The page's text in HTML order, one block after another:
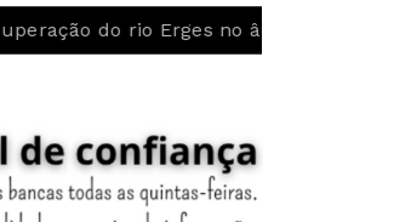
no âmbito do projeto LIFE Alnus